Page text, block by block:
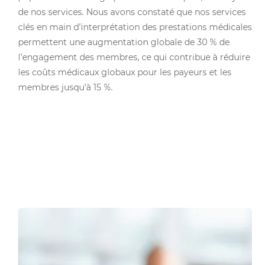
de nos services. Nous avons constaté que nos services
clés en main d’interprétation des prestations médicales
permettent une augmentation globale de 30 % de
l’engagement des membres, ce qui contribue à réduire
les coûts médicaux globaux pour les payeurs et les
membres jusqu’à 15 %.